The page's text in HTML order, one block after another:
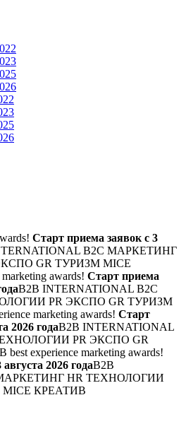
Старт приема заявок с 3
B2C МАРКЕТИНГ
GR ТУРИЗМ MICE
awards! Старт приема
B2B INTERNATIONAL B2C
PR ЭКСПО GR ТУРИЗМ
marketing awards! Старт
2026 годаB2B INTERNATIONAL
PR ЭКСПО GR
best experience marketing awards!
2026 годаB2B
МАРКЕТИНГ HR ТЕХНОЛОГИИ
КРЕАТИВ